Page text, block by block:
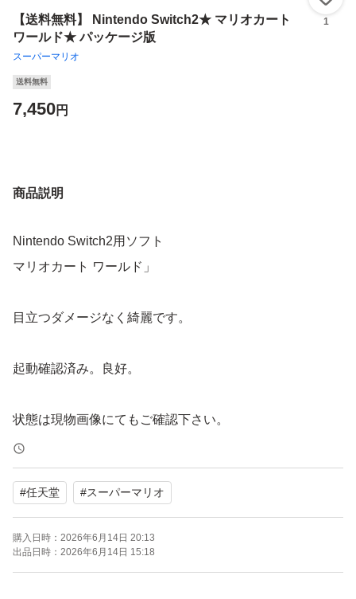
【送料無料】 Nintendo Switch2★ マリオカート
ワールド★ パッケージ版
スーパーマリオ
1
送料無料
7,450円
商品説明
Nintendo Switch2用ソフト
マリオカート ワールド」
目立つダメージなく綺麗です。
起動確認済み。良好。
状態は現物画像にてもご確認下さい。
★付属品★
Nintendo Switch2用ソフト
マリオカート ワールド
パッケージ版
#任天堂 #スーパーマリオ
購入日時： 2026年6月14日 20:13
出品日時： 2026年6月14日 15:18